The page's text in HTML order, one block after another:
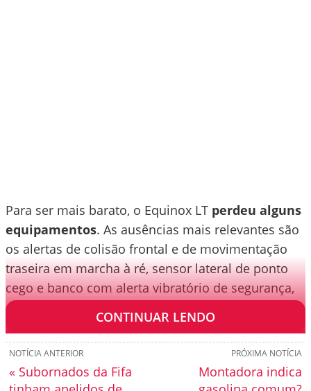
Para ser mais barato, o Equinox LT perdeu alguns
equipamentos. As ausências mais relevantes são
os alertas de colisão frontal e de movimentação
traseira em marcha à ré, sensor lateral de ponto
cego e banco com alerta vibratório de segurança,
entre outros.
CONTINUAR LENDO
PRÓXIMA NOTÍCIA
Montadora indica
NOTÍCIA ANTERIOR
« Subornados da Fifa